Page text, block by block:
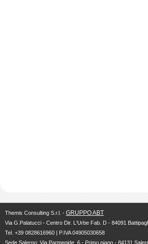
Themis Consulting S.r.l. - GRUPPO ABT
Via G.Palatucci - Centro Dir. L'Urbe Fab. D - 84091
Tel. +39 0828616960 | P.IVA 04905030658
Sede Salerno: Via Parmenide, 6 - Primo piano - 84131